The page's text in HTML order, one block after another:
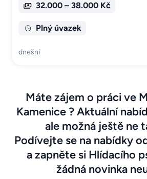
32.000 – 38.000 Kč
Plný úvazek
dnešní
Máte zájem o práci ve
Kamenice ? Aktuální
ale možná ještě ne
Podívejte se na nabídky
a zapněte si Hlídacího
žádná novinka